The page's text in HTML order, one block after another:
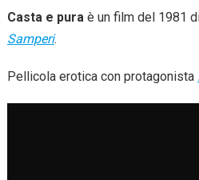
Casta e puraè un film del 1981
Samperi.
Pellicola erotica con protagonista